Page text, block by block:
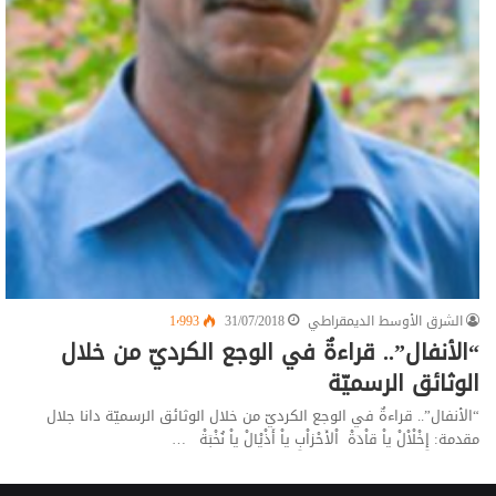
الشرق الأوسط الديمقراطي 31/07/2018 1٬993
“الأنفال”.. قراءةٌ في الوجع الكرديّ من خلال
الوثائق الرسميّة
“الأنفال”.. قراءةٌ في الوجع الكرديّ من خلال الوثائق الرسميّة دانا جلال
مقدمة: إِخْلْاْلْ ياْ قاْدَةْ اْلأَحْزاْبِ ياْ أَذْيْالْ ياْ نُخْبَةْ …